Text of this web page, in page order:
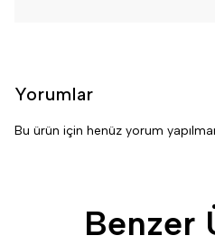
Yorumlar
Bu ürün için henüz yorum
Benzer